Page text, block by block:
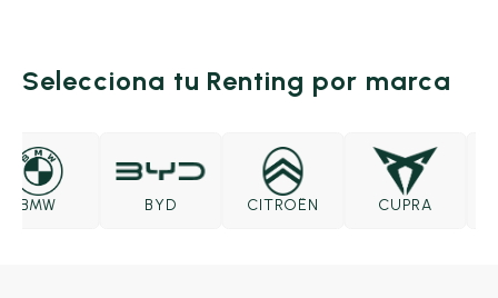
Selecciona tu Renting por marca
BMW BYD CITROËN CUPRA